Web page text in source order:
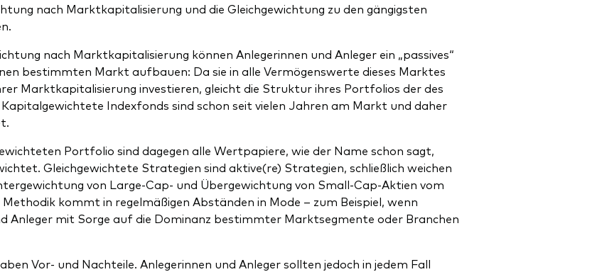
nach Marktkapitalisierung und die Gleichgewichtung zu den gängigsten
nach Marktkapitalisierung können Anlegerinnen und Anleger ein „passives“
bestimmten Markt aufbauen: Da sie in alle Vermögenswerte dieses Marktes
Marktkapitalisierung investieren, gleicht die Struktur ihres Portfolios der des
Indexfonds sind schon seit vielen Jahren am Markt und daher
Portfolio sind dagegen alle Wertpapiere, wie der Name schon sagt,
Gleichgewichtete Strategien sind aktive(re) Strategien, schließlich weichen
von Large-Cap- und Übergewichtung von Small-Cap-Aktien vom
kommt in regelmäßigen Abständen in Mode – zum Beispiel, wenn
Anleger mit Sorge auf die Dominanz bestimmter Marktsegmente oder Branchen
Vor- und Nachteile. Anlegerinnen und Anleger sollten jedoch in jedem Fall